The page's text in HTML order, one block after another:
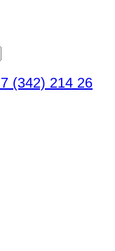
(342) 214 26